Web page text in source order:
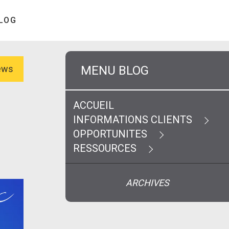
MENU BLOG
ACCUEIL
INFORMATIONS CLIENTS
OPPORTUNITES
RESSOURCES
ARCHIVES